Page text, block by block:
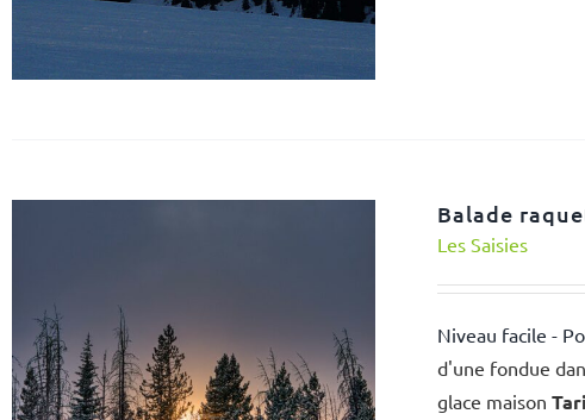
Balade
Les Saisies
Niveau facile -
d'une fondue
glace maison